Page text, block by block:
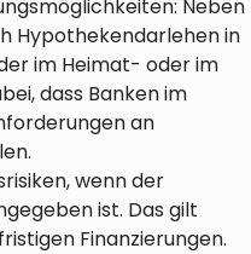
Neben
Hypothekendarlehen in
im Heimat- oder im
dass Banken im
an
wenn der
ist. Das gilt
Finanzierungen.